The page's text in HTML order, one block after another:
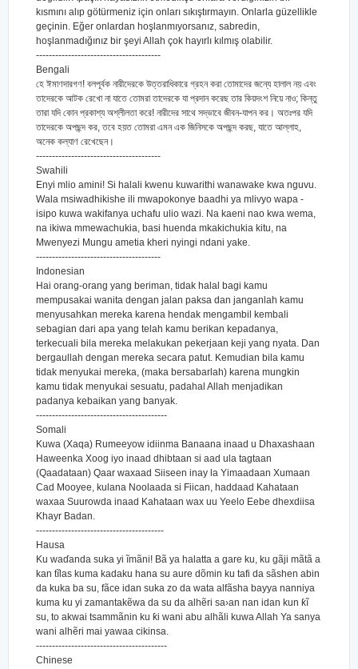
kısmını alıp götürmeniz için onları sıkıştırmayın. Onlarla güzellikle
geçinin. Eğer onlardan hoşlanmıyorsanız, sabredin,
hoşlanmadığınız bir şeyi Allah çok hayırlı kılmış olabilir.
---------------------------------------
Bengali
হে ঈমাণদারগণ! বলপূর্বক নারীদেরকে উত্তরাধিকারে গ্রহন করা তোমাদের জন্যে হালাল নয় এবং
তাদেরকে আটক রেখো না যাতে তোমরা তাদেরকে যা প্রদান করেছ তার কিয়দংশ নিয়ে নাও; কিন্তু
তারা যদি কোন প্রকাশ্য অশ্লীলতা করে! নারীদের সাথে সদ্ভাবে জীবন-যাপন কর। অতঃপর যদি
তাদেরকে অপছন্দ কর, তবে হয়ত তোমরা এমন এক জিনিসকে অপছন্দ করছ, যাতে আল্লাহ,
অনেক কল্যাণ রেখেছেন।
---------------------------------------
Swahili
Enyi mlio amini! Si halali kwenu kuwarithi wanawake kwa nguvu.
Wala msiwadhikishe ili mwapokonye baadhi ya mlivyo wapa -
isipo kuwa wakifanya uchafu ulio wazi. Na kaeni nao kwa wema,
na ikiwa mmewachukia, basi huenda mkakichukia kitu, na
Mwenyezi Mungu ametia kheri nyingi ndani yake.
---------------------------------------
Indonesian
Hai orang-orang yang beriman, tidak halal bagi kamu
mempusakai wanita dengan jalan paksa dan janganlah kamu
menyusahkan mereka karena hendak mengambil kembali
sebagian dari apa yang telah kamu berikan kepadanya,
terkecuali bila mereka melakukan pekerjaan keji yang nyata. Dan
bergaullah dengan mereka secara patut. Kemudian bila kamu
tidak menyukai mereka, (maka bersabarlah) karena mungkin
kamu tidak menyukai sesuatu, padahal Allah menjadikan
padanya kebaikan yang banyak.
-----------------------------------------
Somali
Kuwa (Xaqa) Rumeeyow idiinma Banaana inaad u Dhaxashaan
Haweenka Xoog iyo inaad dhibtaan si aad ula tagtaan
(Qaadataan) Qaar waxaad Siiseen inay la Yimaadaan Xumaan
Cad Mooyee, kulana Noolaada si Fiican, haddaad Kahataan
waxaa Suurowda inaad Kahataan wax uu Yeelo Eebe dhexdiisa
Khayr Badan.
----------------------------------------
Hausa
Ku waɗanda suka yi ĩmãni! Bã ya halatta a gare ku, ku gãji mãtã a
kan tĩlas kuma kadaku hana su aure dõmin ku tafi da sãshen abin
da kuka ba su, fãce idan suka zo da wata alfãsha bayya nanniya
kuma ku yi zamantakẽwa da su da alhẽri sa›an nan idan kun ƙĩ
su, to akwai tsammãnin ku ƙi wani abu alhãli kuwa Allah Ya sanya
wani alhẽri mai yawaa cikinsa.
-----------------------------------------
Chinese